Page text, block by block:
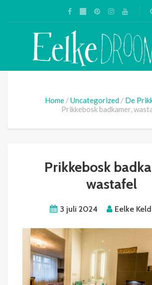
Home Uncategorized
De
Prikkebosk badkamer,
Prikkebosk
wastafel
3 juli 2024 Eelke